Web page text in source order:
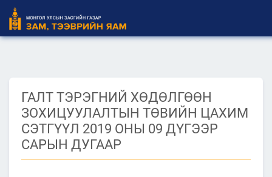
ГАЛТ ТЭРЭГНИЙ ХӨДӨЛГӨӨН
ЗОХИЦУУЛАЛТЫН ТӨВИЙН ЦАХИМ
СЭТГҮҮЛ 2019 ОНЫ 09 ДҮГЭЭР
САРЫН ДУГААР